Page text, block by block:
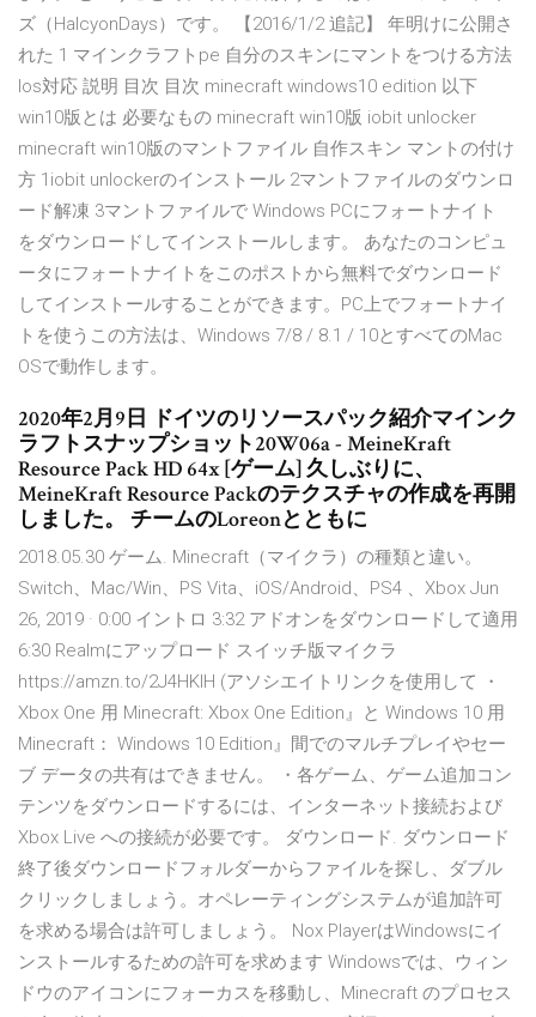
ズ（HalcyonDays）です。 【2016/1/2 追記】 年明けに公開さ
れた 1 マインクラフトpe 自分のスキンにマントをつける方法
Ios対応 説明 目次 目次 minecraft windows10 edition 以下
win10版とは 必要なもの minecraft win10版 iobit unlocker
minecraft win10版のマントファイル 自作スキン マントの付け
方 1iobit unlockerのインストール 2マントファイルのダウンロ
ード解凍 3マントファイルで Windows PCにフォートナイト
をダウンロードしてインストールします。 あなたのコンピュ
ータにフォートナイトをこのポストから無料でダウンロード
してインストールすることができます。PC上でフォートナイ
トを使うこの方法は、Windows 7/8 / 8.1 / 10とすべてのMac
OSで動作します。
2020年2月9日 ドイツのリソースパック紹介マインク
ラフトスナップショット20W06a - MeineKraft
Resource Pack HD 64x [ゲーム] 久しぶりに、
MeineKraft Resource Packのテクスチャの作成を再開
しました。 チームのLoreonとともに
2018.05.30 ゲーム. Minecraft（マイクラ）の種類と違い。
Switch、Mac/Win、PS Vita、iOS/Android、PS4 、Xbox Jun
26, 2019 · 0:00 イントロ 3:32 アドオンをダウンロードして適用
6:30 Realmにアップロード スイッチ版マイクラ
https://amzn.to/2J4HKlH (アソシエイトリンクを使用して ・
Xbox One 用 Minecraft: Xbox One Edition』と Windows 10 用
Minecraft： Windows 10 Edition』間でのマルチプレイやセー
ブ データの共有はできません。 ・各ゲーム、ゲーム追加コン
テンツをダウンロードするには、インターネット接続および
Xbox Live への接続が必要です。 ダウンロード. ダウンロード
終了後ダウンロードフォルダーからファイルを探し、ダブル
クリックしましょう。オペレーティングシステムが追加許可
を求める場合は許可しましょう。 Nox PlayerはWindowsにイ
ンストールするための許可を求めます Windowsでは、ウィン
ドウのアイコンにフォーカスを移動し、Minecraft のプロセス